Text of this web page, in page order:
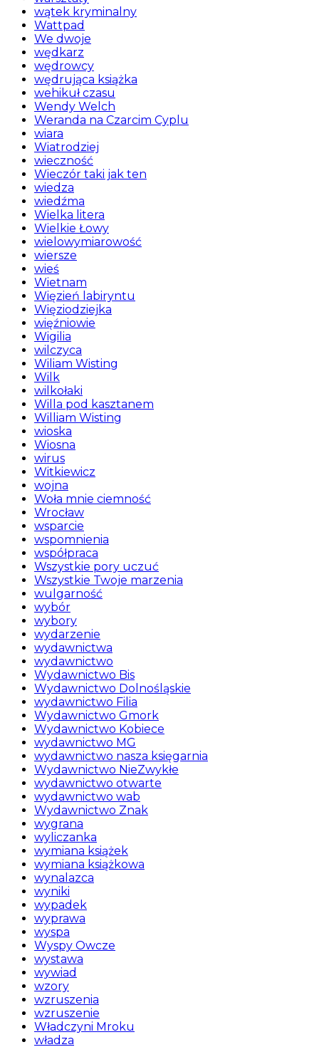
wątek kryminalny
Wattpad
We dwoje
wędkarz
wędrowcy
wędrująca książka
wehikuł czasu
Wendy Welch
Weranda na Czarcim Cyplu
wiara
Wiatrodziej
wieczność
Wieczór taki jak ten
wiedza
wiedźma
Wielka litera
Wielkie Łowy
wielowymiarowość
wiersze
wieś
Wietnam
Więzień labiryntu
Więziodziejka
więźniowie
Wigilia
wilczyca
Wiliam Wisting
Wilk
wilkołaki
Willa pod kasztanem
William Wisting
wioska
Wiosna
wirus
Witkiewicz
wojna
Woła mnie ciemność
Wrocław
wsparcie
wspomnienia
współpraca
Wszystkie pory uczuć
Wszystkie Twoje marzenia
wulgarność
wybór
wybory
wydarzenie
wydawnictwa
wydawnictwo
Wydawnictwo Bis
Wydawnictwo Dolnośląskie
wydawnictwo Filia
Wydawnictwo Gmork
Wydawnictwo Kobiece
wydawnictwo MG
wydawnictwo nasza księgarnia
Wydawnictwo NieZwykłe
wydawnictwo otwarte
wydawnictwo wab
Wydawnictwo Znak
wygrana
wyliczanka
wymiana książek
wymiana książkowa
wynalazca
wyniki
wypadek
wyprawa
wyspa
Wyspy Owcze
wystawa
wywiad
wzory
wzruszenia
wzruszenie
Władczyni Mroku
władza